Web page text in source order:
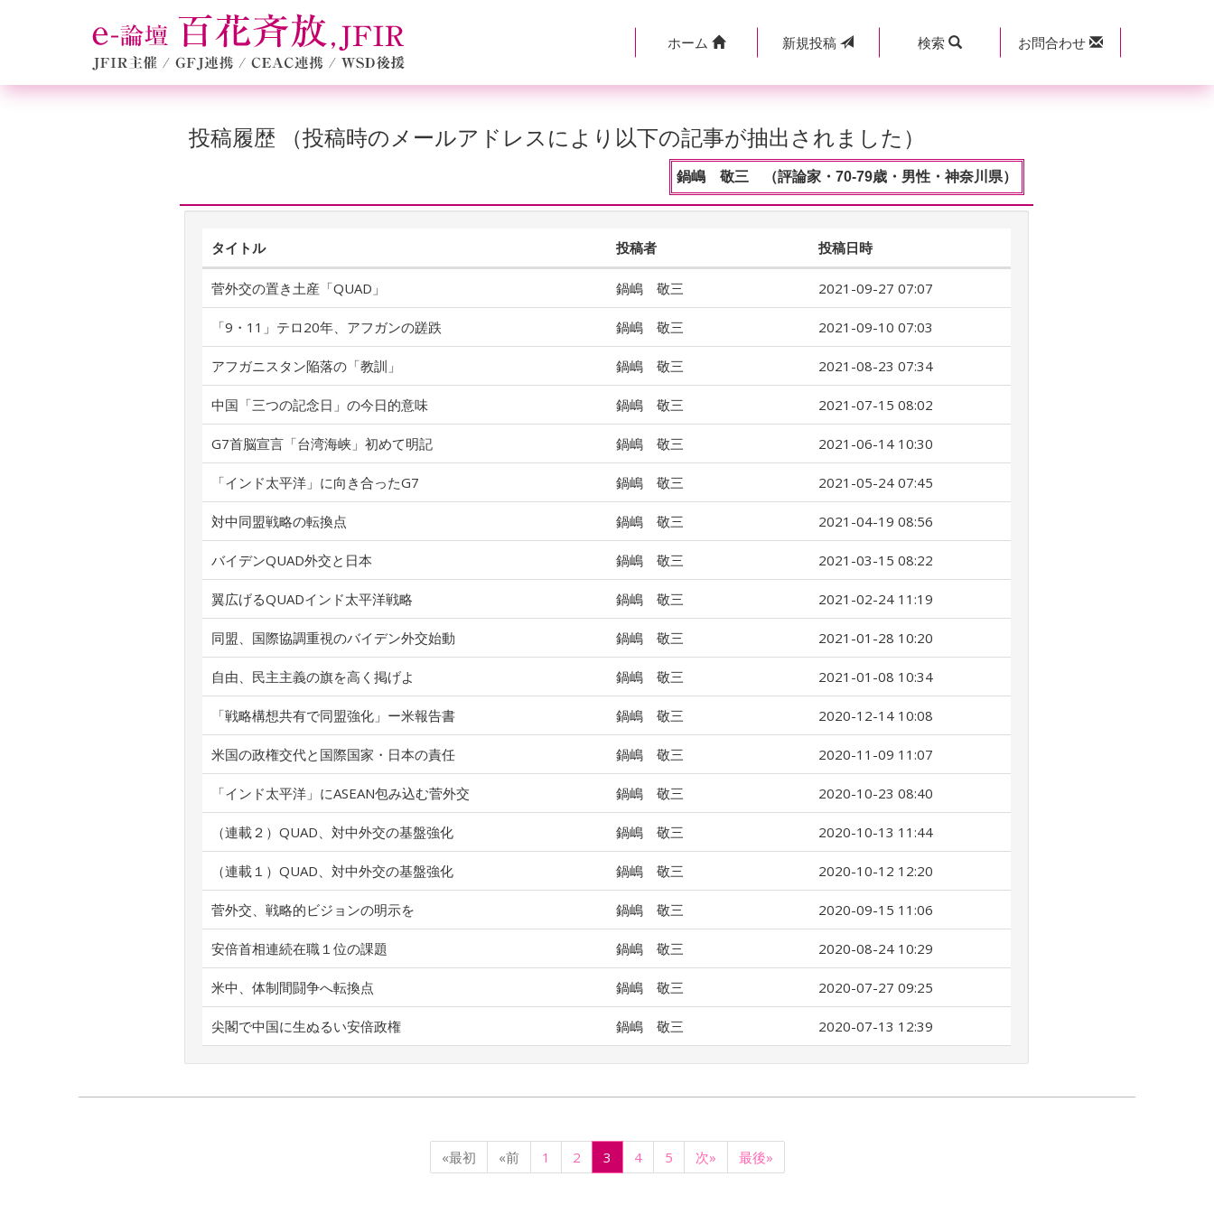
ホーム 新規投稿 検索 お問合わせ
投稿履歴 （投稿時のメールアドレスにより以下の記事が抽出されました）
鍋嶋 敬三 （評論家・70-79歳・男性・神奈川県）
タイトル 投稿者 投稿日時
菅外交の置き土産「QUAD」 鍋嶋 敬三 2021-09-27 07:07
「9・11」テロ20年、アフガンの蹉跌 鍋嶋 敬三 2021-09-10 07:03
アフガニスタン陥落の「教訓」 鍋嶋 敬三 2021-08-23 07:34
中国「三つの記念日」の今日的意味 鍋嶋 敬三 2021-07-15 08:02
G7首脳宣言「台湾海峡」初めて明記 鍋嶋 敬三 2021-06-14 10:30
「インド太平洋」に向き合ったG7 鍋嶋 敬三 2021-05-24 07:45
対中同盟戦略の転換点 鍋嶋 敬三 2021-04-19 08:56
バイデンQUAD外交と日本 鍋嶋 敬三 2021-03-15 08:22
翼広げるQUADインド太平洋戦略 鍋嶋 敬三 2021-02-24 11:19
同盟、国際協調重視のバイデン外交始動 鍋嶋 敬三 2021-01-28 10:20
自由、民主主義の旗を高く掲げよ 鍋嶋 敬三 2021-01-08 10:34
「戦略構想共有で同盟強化」ー米報告書 鍋嶋 敬三 2020-12-14 10:08
米国の政権交代と国際国家・日本の責任 鍋嶋 敬三 2020-11-09 11:07
「インド太平洋」にASEAN包み込む菅外交 鍋嶋 敬三 2020-10-23 08:40
（連載２）QUAD、対中外交の基盤強化 鍋嶋 敬三 2020-10-13 11:44
（連載１）QUAD、対中外交の基盤強化 鍋嶋 敬三 2020-10-12 12:20
菅外交、戦略的ビジョンの明示を 鍋嶋 敬三 2020-09-15 11:06
安倍首相連続在職１位の課題 鍋嶋 敬三 2020-08-24 10:29
米中、体制間闘争へ転換点 鍋嶋 敬三 2020-07-27 09:25
尖閣で中国に生ぬるい安倍政権 鍋嶋 敬三 2020-07-13 12:39
«最初 «前 1 2 3 4 5 次» 最後»